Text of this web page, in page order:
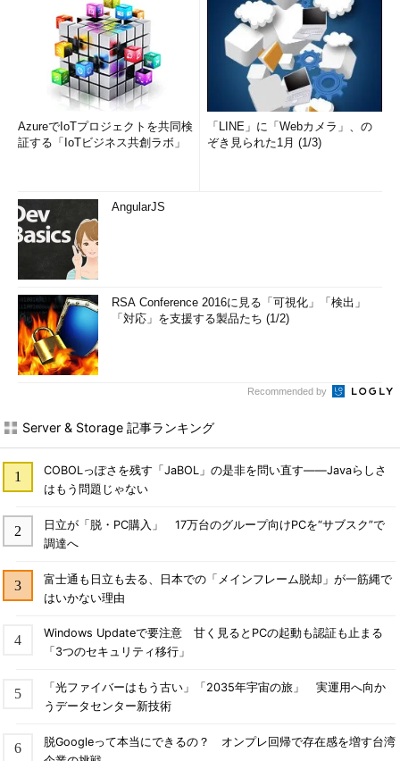
AzureでIoTプロジェクトを共同検
証する「IoTビジネス共創ラボ」
「LINE」に「Webカメラ」、の
ぞき見られた1月 (1/3)
AngularJS
RSA Conference 2016に見る「可視化」「検出」
「対応」を支援する製品たち (1/2)
Recommended by
Server & Storage 記事ランキング
COBOLっぽさを残す「JaBOL」の是非を問い直す――Javaらしさ
はもう問題じゃない
日立が「脱・PC購入」 17万台のグループ向けPCを“サブスク”で
調達へ
富士通も日立も去る、日本での「メインフレーム脱却」が一筋縄で
はいかない理由
Windows Updateで要注意 甘く見るとPCの起動も認証も止まる
「3つのセキュリティ移行」
「光ファイバーはもう古い」「2035年宇宙の旅」 実運用へ向か
うデータセンター新技術
脱Googleって本当にできるの？ オンプレ回帰で存在感を増す台湾